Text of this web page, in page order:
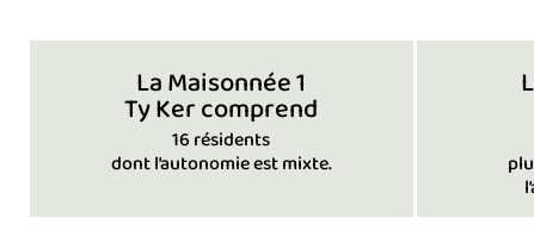
La Maisonnée 1
Ty Ker comprend
16 résidents
dont l’autonomie est mixte.